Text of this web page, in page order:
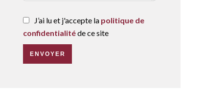
J’ai lu et j'accepte la politique de
confidentialitéde ce site
ENVOYER